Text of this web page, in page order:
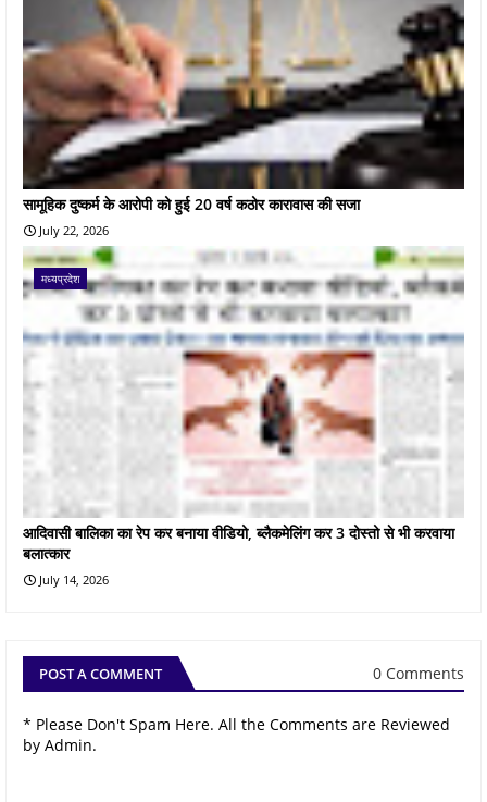
सामूहिक दुष्कर्म के आरोपी को हुई 20 वर्ष कठोर कारावास की सजा
July 22, 2026
मध्यप्रदेश
आदिवासी बालिका का रेप कर बनाया वीडियो, ब्लैकमेलिंग कर 3 दोस्तो से भी करवाया
बलात्कार
July 14, 2026
POST A COMMENT 0 Comments
* Please Don't Spam Here. All the Comments are Reviewed
by Admin.